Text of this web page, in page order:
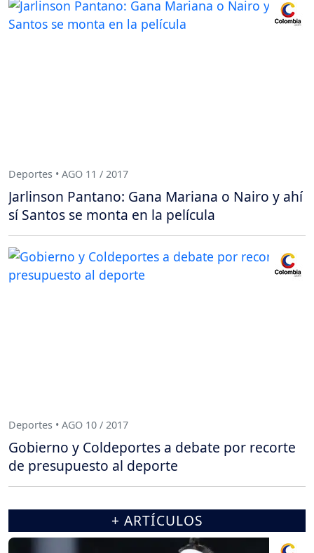
Deportes • AGO 11 / 2017
Jarlinson Pantano: Gana Mariana o Nairo y ahí
sí Santos se monta en la película
Deportes • AGO 10 / 2017
Gobierno y Coldeportes a debate por recorte
de presupuesto al deporte
+ ARTÍCULOS